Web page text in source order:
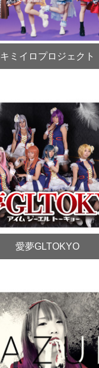
キミイロプロジェクト
愛夢GLTOKYO